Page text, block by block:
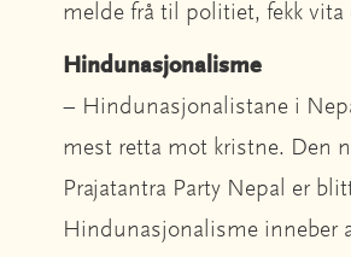
melde frå til politiet, fekk
Hindunasjonalisme
– Hindunasjonalistane i
mest retta mot kristne. Den
Prajatantra Party Nepal er
Hindunasjonalisme inneber